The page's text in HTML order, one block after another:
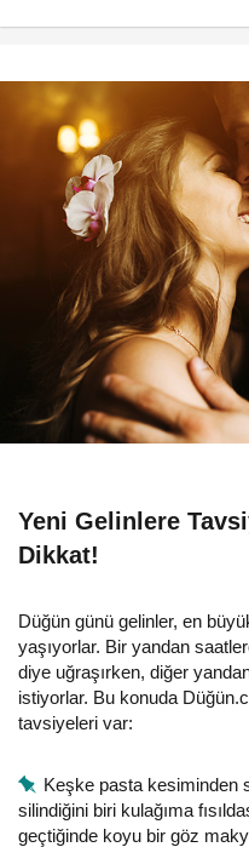
Yeni Gelinlere
Dikkat!
Düğün günü gelinler, en
yaşıyorlar. Bir yandan
diye uğraşırken, diğer
istiyorlar. Bu konuda
tavsiyeleri var:
Keşke pasta kesiminden
silindiğini biri kulağıma
geçtiğinde koyu bir göz